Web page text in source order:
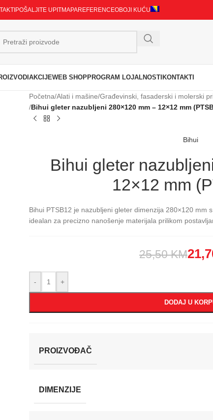
POŠALJITE UPITMAPAREFERENCEOBOJI KUĆU
AKCIJEWEB SHOPPROGRAM LOJALNOSTI KONTAKTI
Početna/Alati i mašine/Građevinski, fasaderski i molerski
/Bihui gleter nazubljeni 280×120 mm – 12×12 mm
Bihui
Bihui gleter
12×12 mm
Bihui PTSB12 je nazubljeni gleter dimenzija 280×120 mm
idealan za precizno nanošenje materijala prilikom
25,50KM
- +
DODAJ U
PROIZVOĐAČ
DIMENZIJE